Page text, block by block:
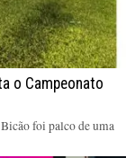
o Campeonato
foi palco de uma